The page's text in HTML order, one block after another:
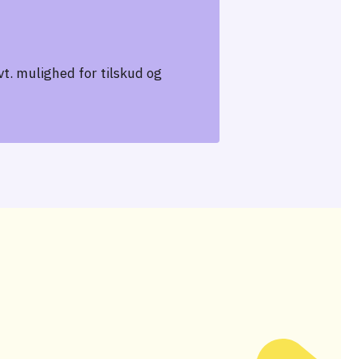
mulighed for tilskud og